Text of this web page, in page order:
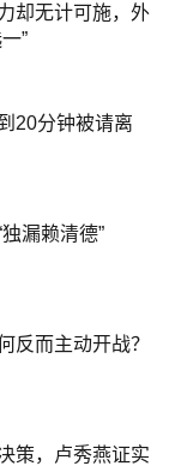
却无计可施，外
”
20分钟被请离
漏赖清德”
反而主动开战？
策，卢秀燕证实